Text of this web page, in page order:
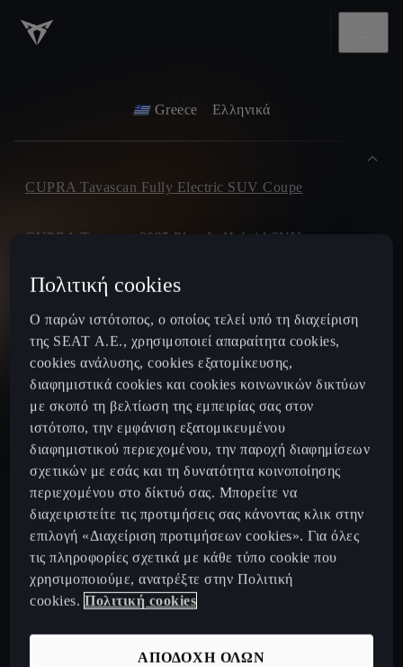
Greece Ελληνικά
CUPRA Tavascan Fully Electric SUV Coupe
CUPRA Terramar 2025 Plug-In Hybrid SUV
CUPRA Formentor 2025 e-Hybrid
CUPRA Leon 2025 e-Hybrid
CUPRA Leon Sportstourer 2025 e-Hybrid
CUPRA Born Fully Electric Car
Νέο CUPRA Raval 2026
Configurator
Πολιτική cookies
Ο παρών ιστότοπος, ο οποίος τελεί υπό τη διαχείριση
της SEAT Α.Ε., χρησιμοποιεί απαραίτητα cookies,
cookies ανάλυσης, cookies εξατομίκευσης,
διαφημιστικά cookies και cookies κοινωνικών δικτύων
με σκοπό τη βελτίωση της εμπειρίας σας στον
ιστότοπο, την εμφάνιση εξατομικευμένου
διαφημιστικού περιεχομένου, την παροχή διαφημίσεων
σχετικών με εσάς και τη δυνατότητα κοινοποίησης
περιεχομένου στο δίκτυό σας. Μπορείτε να
διαχειριστείτε τις προτιμήσεις σας κάνοντας κλικ στην
επιλογή «Διαχείριση προτιμήσεων cookies». Για όλες
τις πληροφορίες σχετικά με κάθε τύπο cookie που
χρησιμοποιούμε, ανατρέξτε στην Πολιτική
cookies. Πολιτική cookies
ΑΠΟΔΟΧΗ ΟΛΩΝ